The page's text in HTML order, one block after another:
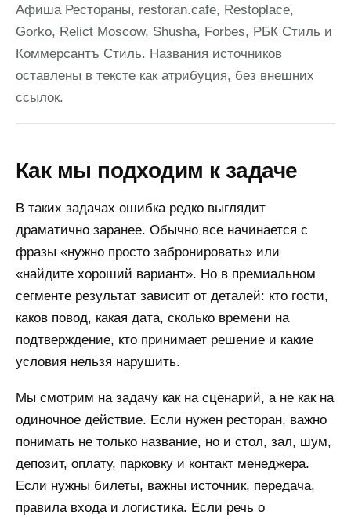
Афиша Рестораны, restoran.cafe, Restoplace,
Gorko, Relict Moscow, Shusha, Forbes, РБК Стиль и
Коммерсантъ Стиль. Названия источников
оставлены в тексте как атрибуция, без внешних
ссылок.
Как мы подходим к задаче
В таких задачах ошибка редко выглядит
драматично заранее. Обычно все начинается с
фразы «нужно просто забронировать» или
«найдите хороший вариант». Но в премиальном
сегменте результат зависит от деталей: кто гости,
каков повод, какая дата, сколько времени на
подтверждение, кто принимает решение и какие
условия нельзя нарушить.
Мы смотрим на задачу как на сценарий, а не как на
одиночное действие. Если нужен ресторан, важно
понимать не только название, но и стол, зал, шум,
депозит, оплату, парковку и контакт менеджера.
Если нужны билеты, важны источник, передача,
правила входа и логистика. Если речь о